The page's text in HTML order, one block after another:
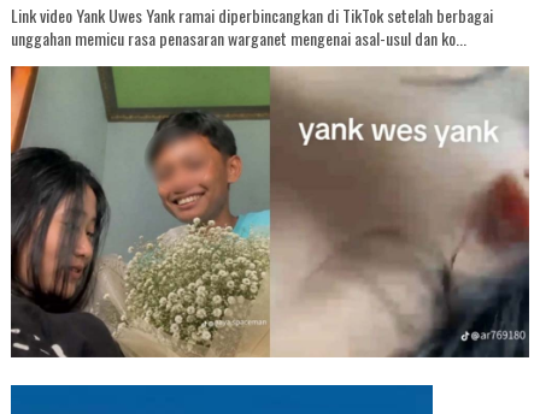
Link video Yank Uwes Yank ramai diperbincangkan di TikTok setelah berbagai
unggahan memicu rasa penasaran warganet mengenai asal-usul dan ko...